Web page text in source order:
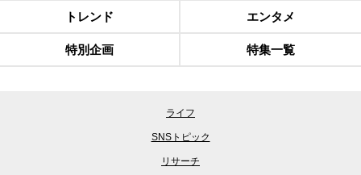
トレンド エンタメ
特別企画 特集一覧
ライフ
SNSトピック
リサーチ